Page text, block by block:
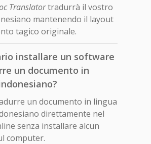
Translatortradurrà il vostro
mantenendo il layout
tagico originale.
installare un software
un documento in
un documento in lingua
direttamente nel
senza installare alcun
computer.